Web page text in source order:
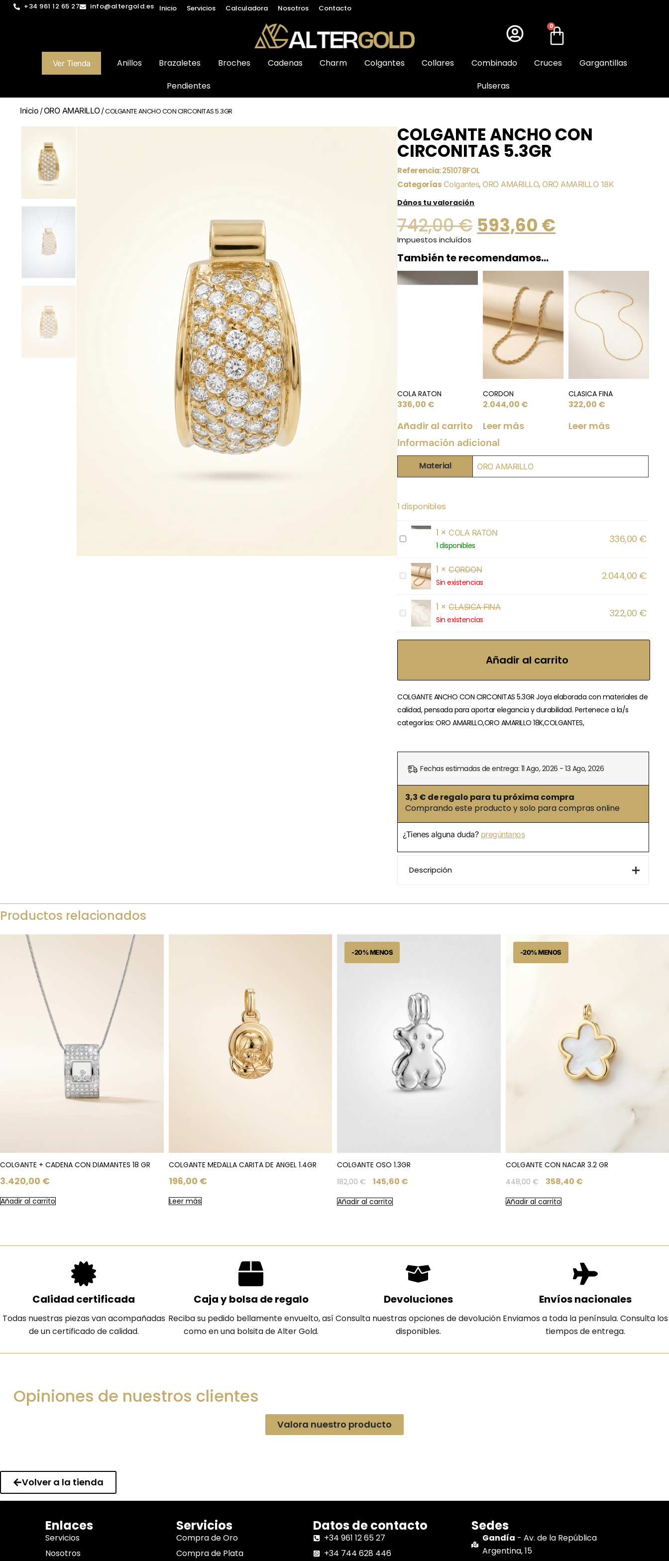
+34 961 12 65 27 info@altergold.es Inicio Servicios Calculadora Nosotros Contacto
0
Ver Tienda Anillos Brazaletes Broches Cadenas Charm Colgantes Collares Combinado Cruces
Gargantillas
Pendientes
Pulseras
Inicio /ORO AMARILLO/ COLGANTE ANCHO CON CIRCONITAS 5.3GR
COLGANTE ANCHO CON
CIRCONITAS 5.3GR
Referencia:251078FOL
Categorías Colgantes, ORO AMARILLO, ORO AMARILLO 18K
Dános tu valoración
742,00€ 593,60 €
Impuestos incluídos
También te recomendamos…
COLA RATON
336,00 €
Añadir al carrito
CORDON
2.044,00 €
Leer más
CLASICA FINA
322,00 €
Leer más
Información adicional
Material ORO AMARILLO
1 disponibles
COLA
RATON
1 × COLA RATON
1 disponibles
336,00 €
CORDON 1 ×CORDON
Sin existencias
2.044,00 €
CLASICA
FINA
1 ×CLASICA FINA
Sin existencias
322,00 €
Añadir al carrito
COLGANTE ANCHO CON CIRCONITAS 5.3GR Joya elaborada con materiales de
calidad, pensada para aportar elegancia y durabilidad. Pertenece a la/s
categorías: ORO AMARILLO,ORO AMARILLO 18K,COLGANTES,
Fechas estimadas de entrega: 11 Ago, 2026 - 13 Ago, 2026
3,3 € de regalo para tu próxima compra
Comprando este producto y solo para compras online
¿Tienes alguna duda? pregúntanos
Descripción
Productos relacionados
COLGANTE + CADENA CON DIAMANTES 18 GR
3.420,00 €
Añadir al carrito
COLGANTE MEDALLA CARITA DE ANGEL 1.4GR
196,00 €
Leer más
COLGANTE OSO 1.3GR
182,00 € 145,60 €
Añadir al carrito
COLGANTE CON NACAR 3.2 GR
448,00 € 358,40 €
Añadir al carrito
Calidad certificada
Todas nuestras piezas van acompañadas
de un certificado de calidad.
Caja y bolsa de regalo
Reciba su pedido bellamente envuelto, así
como en una bolsita de Alter Gold.
Devoluciones
Consulta nuestras opciones de devolución
disponibles.
Envíos nacionales
Enviamos a toda la península. Consulta los
tiempos de entrega.
Opiniones de nuestros clientes
Valora nuestro producto
Volver a la tienda
Enlaces
Servicios
Nosotros
Servicios
Compra de Oro
Compra de Plata
Datos de contacto
+34 961 12 65 27
+34 744 628 446
Sedes
Gandía - Av. de la República
Argentina, 15